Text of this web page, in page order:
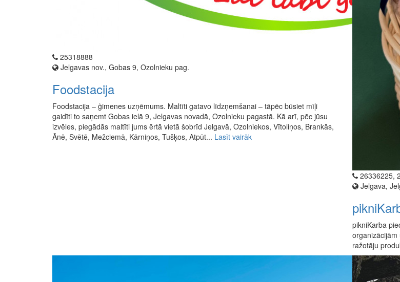
25318888
Jelgavas nov., Gobas 9, Ozolnieku pag.
Foodstacija
Foodstacija – ģimenes uzņēmums. Maltīti gatavo līdzņemšanai – tāpēc būsiet mīļi
gaidīti to saņemt Gobas ielā 9, Jelgavas novadā, Ozolnieku pagastā. Kā arī, pēc jūsu
izvēles, piegādās maltīti jums ērtā vietā šobrīd Jelgavā, Ozolniekos, Vītoliņos, Brankās,
Ānē, Svētē, Mežciemā, Kārniņos, Tušķos, Atpūt... Lasīt vairāk
26336225,
Jelgava,
pikniKarba
ražotāju